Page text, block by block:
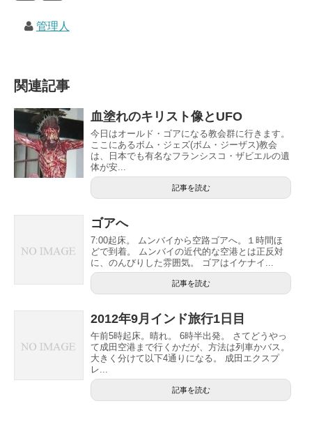
管理人
関連記事
血塗れのキリスト像とUFO
今日はオールド・ゴアになる教会群に行きます。
ここにあるボム・ジェズ(ボム・ジーザス)教会
は、日本でも有名なフランシスコ・ザビエルの遺
体が安...
記事を読む
ゴアへ
7:00起床。 ムンバイから空路ゴアへ。１時間ほ
どで到着。 ムンバイの近代的な空港とは正反対
に、のんびりした雰囲気。 ゴアはイケナイ...
記事を読む
2012年9月インド旅行1日目
午前5時起床。晴れ。 6時半出発。 さてどうやっ
て成田空港まで行くかだが、方法は列車かバス。
大きく分けて以下4通りになる。 成田エクスプ
レ...
記事を読む